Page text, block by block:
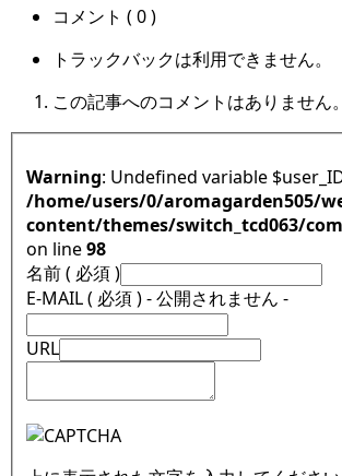
コメント ( 0 )
トラックバックは利用できません。
この記事へのコメントはありません。
Warning : Undefined variable
/home/users/0/aromagarden505/
content/themes/switch_tcd063/
on line98
名前 ( 必須 )
E-MAIL ( 必須 ) - 公開されません -
URL